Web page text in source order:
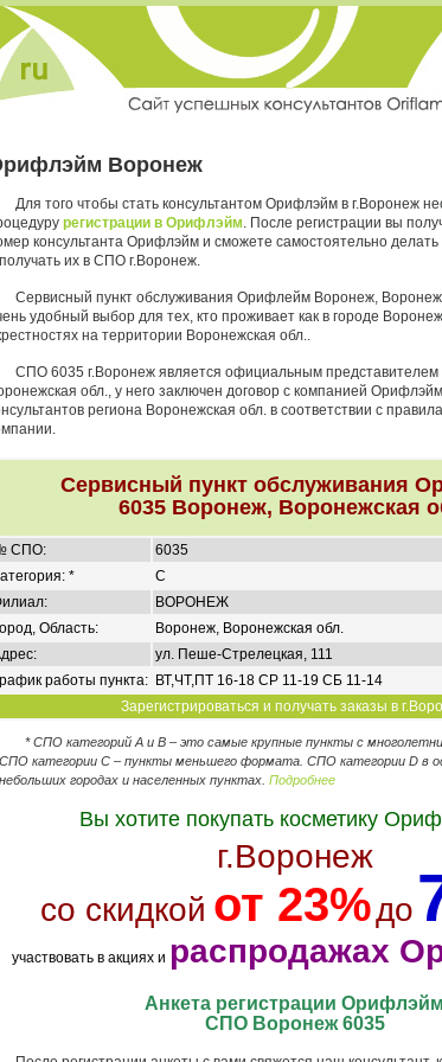
Воронеж
Для того чтобы стать консультантом Орифлэйм в г.Воронеж
регистрации в Орифлэйм. После регистрации вы
консультанта Орифлэйм и сможете самостоятельно делать
их в СПО г.Воронеж.
Сервисный пункт обслуживания Орифлейм Воронеж,
удобный выбор для тех, кто проживает как в городе
на территории Воронежская обл..
СПО 6035 г.Воронеж является официальным
обл., у него заключен договор с компанией
региона Воронежская обл. в соответствии с
Сервисный пункт обслуживания
6035 Воронеж, Воронежская
СПО:
6035
*
C
ВОРОНЕЖ
Область:
Воронеж, Воронежская обл.
ул. Пеше-Стрелецкая, 111
работы пункта: ВТ,ЧТ,ПТ 16-18 СР 11-19 СБ 11-14
Зарегистрироваться и получать заказы в
* СПО категорий А и В – это самые крупные пункты с
СПО категории C – пункты меньшего формата. СПО категории D в
небольших городах и населенных пунктах. Подробнее
Вы хотите покупать косметику
г.Воронеж
со скидкой от 23%до
участвовать в акциях и распродажах
Анкета регистрации Орифлэйм
СПО Воронеж 6035